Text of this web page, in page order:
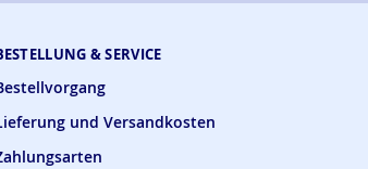
& SERVICE
und Versandkosten